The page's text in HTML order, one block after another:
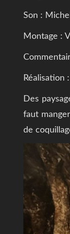
Son :
Montage :
Réalisation
Des
faut
de